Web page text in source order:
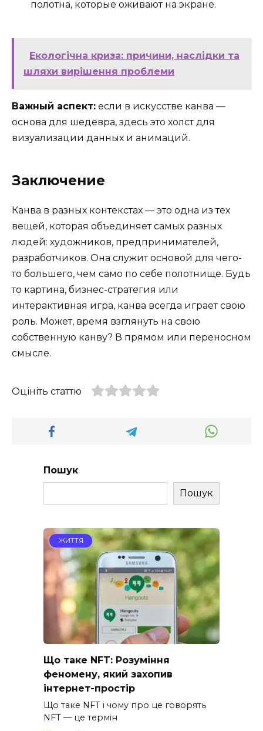
полотна, которые оживают на экране.
Екологічна криза: причини, наслідки та
шляхи вирішення проблеми
Важный аспект: если в искусстве канва —
основа для шедевра, здесь это холст для
визуализации данных и анимаций.
Заключение
Канва в разных контекстах — это одна из тех
вещей, которая объединяет самых разных
людей: художников, предпринимателей,
разработчиков. Она служит основой для чего-
то большего, чем само по себе полотнище. Будь
то картина, бизнес-стратегия или
интерактивная игра, канва всегда играет свою
роль. Может, время взглянуть на свою
собственную канву? В прямом или переносном
смысле.
Оцініть статтю
Пошук
Пошук
ЖИТТЯ
Що таке NFT: Розуміння
феномену, який захопив
інтернет-простір
Що таке NFT і чому про це говорять
NFT — це термін